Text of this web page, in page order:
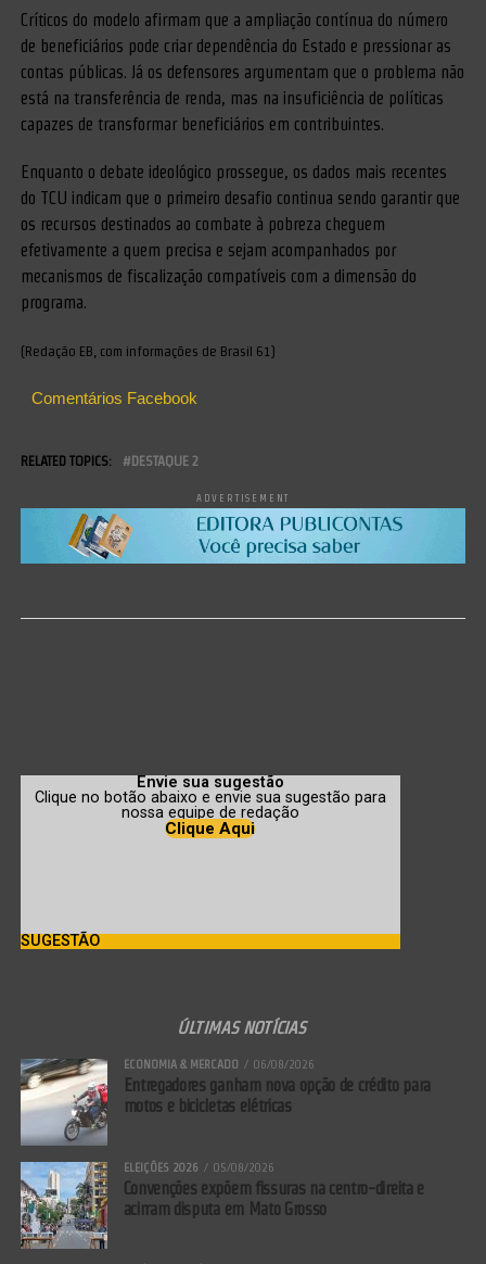
Críticos do modelo afirmam que a ampliação contínua do número
de beneficiários pode criar dependência do Estado e pressionar as
contas públicas. Já os defensores argumentam que o problema não
está na transferência de renda, mas na insuficiência de políticas
capazes de transformar beneficiários em contribuintes.
Enquanto o debate ideológico prossegue, os dados mais recentes
do TCU indicam que o primeiro desafio continua sendo garantir que
os recursos destinados ao combate à pobreza cheguem
efetivamente a quem precisa e sejam acompanhados por
mecanismos de fiscalização compatíveis com a dimensão do
programa.
(Redação EB, com informações de Brasil 61)
Comentários Facebook
RELATED TOPICS: DESTAQUE 2
ADVERTISEMENT
Envie sua sugestão
Clique no botão abaixo e envie sua sugestão para
nossa equipe de redação
Clique Aqui
SUGESTÃO
ÚLTIMAS NOTÍCIAS
ECONOMIA & MERCADO 06/08/2026
Entregadores ganham nova opção de crédito para
motos e bicicletas elétricas
ELEIÇÕES 2026 05/08/2026
Convenções expõem fissuras na centro-direita e
acirram disputa em Mato Grosso